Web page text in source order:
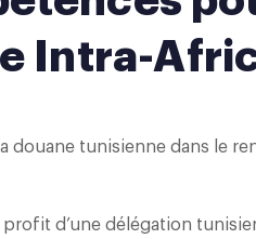
Intra-
douane tunisienne dans le
profit d’une délégation